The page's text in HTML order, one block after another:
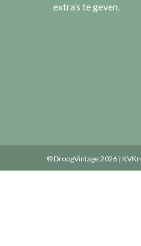
extra’s te geven.
© DroogVintage 2026 |